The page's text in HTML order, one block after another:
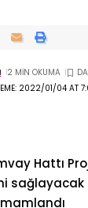
2022/01/04 AT
2 MIN OKUMA
Hattı
sağlayacak